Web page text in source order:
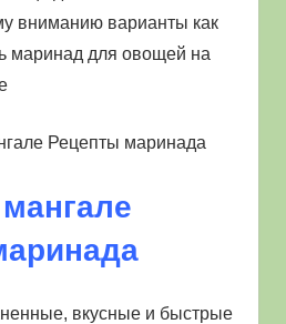
вниманию варианты как
маринад для овощей на
вкусные и быстрые